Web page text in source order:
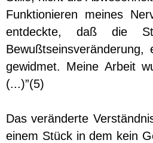
Funktionieren meines
entdeckte, daß die
gewidmet. Meine Arbeit
(...)”(5)
Das veränderte
einem Stück in dem kein